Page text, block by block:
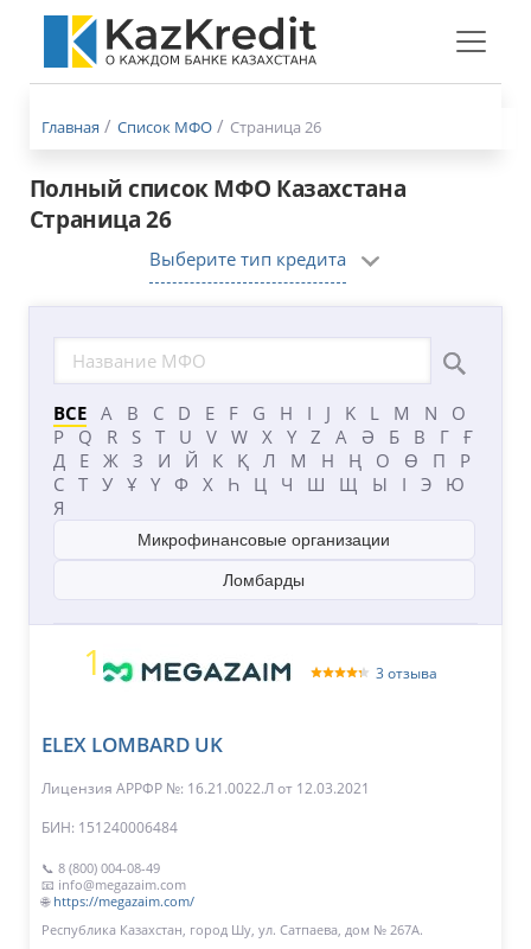
Меню
Главная Список МФО Страница 26
Полный список МФО Казахстана
Страница 26
Выберите тип кредита
ВСЕ A B C D E F G H I J K L M N
O
P
Q R S T U V W X Y Z А Ә Б В Г
Ғ
Д
Е Ж З И Й К Қ Л М Н Ң О Ө П
Р
С
Т У Ұ Ү Ф Х Һ Ц Ч Ш Щ Ы І Э
Ю
Я
Микрофинансовые организации
Ломбарды
1 3 отзыва
ELEX LOMBARD UK
Лицензия АРРФР №: 16.21.0022.Лот 12.03.2021
БИН: 151240006484
📞 8 (800) 004-08-49
📧 info@megazaim.com
🌐 https://megazaim.com/
Республика Казахстан, город Шу, ул. Сатпаева, дом № 267А.